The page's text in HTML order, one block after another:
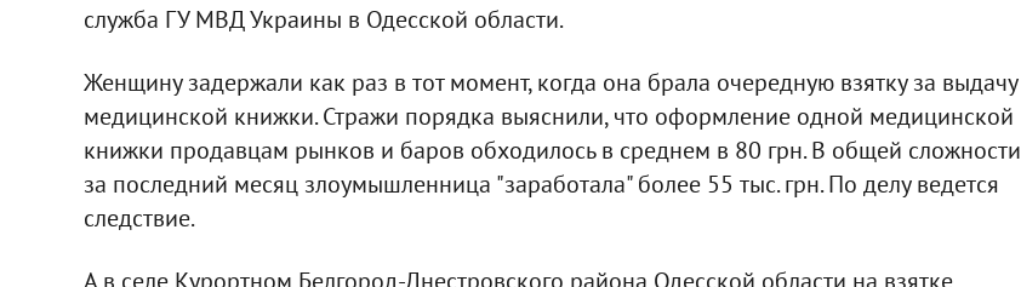
служба ГУ МВД Украины в Одесской области.
Женщину задержали как раз в тот момент, когда она брала очередную взятку за выдачу
медицинской книжки. Стражи порядка выяснили, что оформление одной медицинской
книжки продавцам рынков и баров обходилось в среднем в 80 грн. В общей сложности
за последний месяц злоумышленница "заработала" более 55 тыс. грн. По делу ведется
следствие.
А в селе Курортном Белгород-Днестровского района Одесской области на взятке